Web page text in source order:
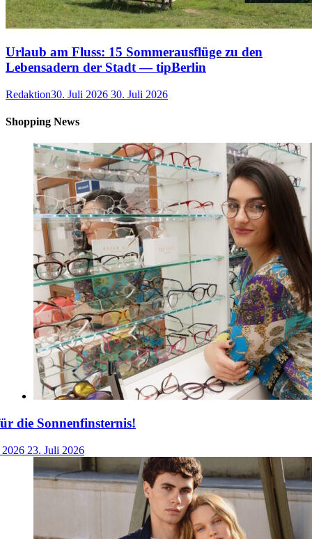
Urlaub am Fluss: 15 Sommerausflüge zu den
Lebensadern der Stadt — tipBerlin
Redaktion30. Juli 2026 30. Juli 2026
Shopping News
die Sonnenfinsternis!
23. Juli 2026